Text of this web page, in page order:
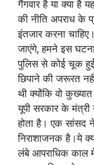
गैंगवार है या क्या है
की नीति अपराध के
इंतजार करना
जाएंगे, हमने इस
पुलिस से कोई चूक
छिपाने की जरूरत
थी क्योंकि वो
यूपी सरकार के मंत्री
होता है। एक सांसद
निराशाजनक है।ये
लंबे आपराधिक काल